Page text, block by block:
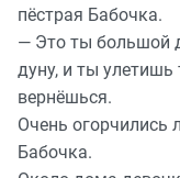
пёстрая Бабочка.
— Это ты большой
дуну, и ты улетишь
вернёшься.
Очень огорчились
Бабочка.